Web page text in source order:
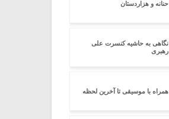
حنانه و هزاردستان
نگاهی به حاشیه کنسرت علی
رهبری
همراه با موسیقی تا آخرین لحظه